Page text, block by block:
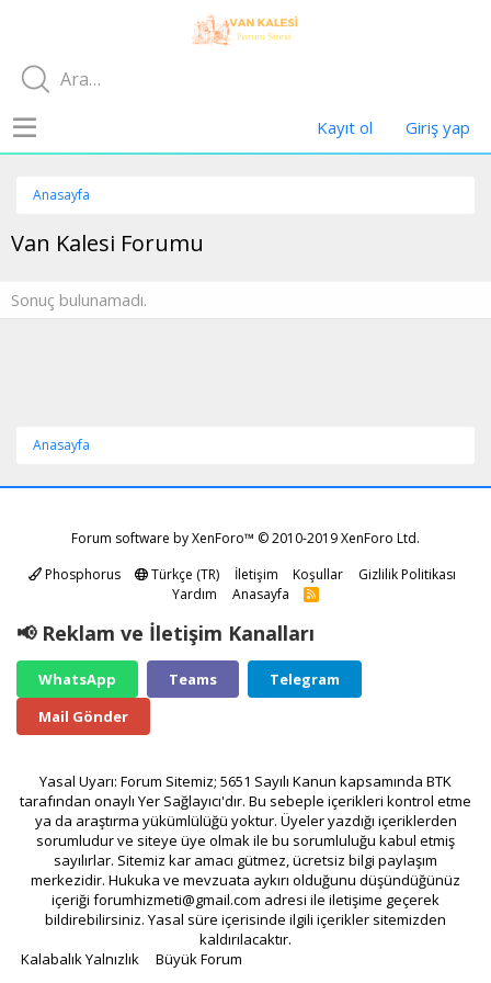
Kayıt ol Giriş yap
Anasayfa
Van Kalesi Forumu
Sonuç bulunamadı.
Anasayfa
Forum software by XenForo™ © 2010-2019 XenForo Ltd.
Phosphorus
Türkçe (TR) İletişim Koşullar
Gizlilik Politikası
Yardım
Anasayfa
R
S
📢 Reklam ve İletişim Kanalları
WhatsApp Teams
Telegram
Mail Gönder
Yasal Uyarı: Forum Sitemiz; 5651 Sayılı Kanun kapsamında BTK
tarafından onaylı Yer Sağlayıcı'dır. Bu sebeple içerikleri kontrol etme
ya da araştırma yükümlülüğü yoktur. Üyeler yazdığı içeriklerden
sorumludur ve siteye üye olmak ile bu sorumluluğu kabul etmiş
sayılırlar. Sitemiz kar amacı gütmez, ücretsiz bilgi paylaşım
merkezidir. Hukuka ve mevzuata aykırı olduğunu düşündüğünüz
içeriği forumhizmeti@gmail.com adresi ile iletişime geçerek
bildirebilirsiniz. Yasal süre içerisinde ilgili içerikler sitemizden
kaldırılacaktır.
Kalabalık Yalnızlık
Büyük Forum